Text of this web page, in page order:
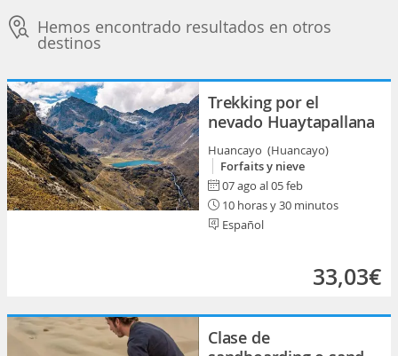
Hemos encontrado resultados en otros
destinos
Trekking por el
nevado Huaytapallana
Huancayo (Huancayo)
Forfaits y nieve
07 ago al 05 feb
10 horas y 30 minutos
Español
33,03€
Clase de